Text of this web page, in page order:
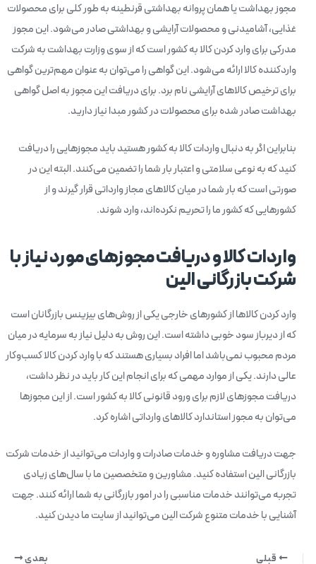
مجوز بهداشت یا همان پروانه بهداشتی قرنطینه به طور کلی برای محصولات
غذایی، آشامیدنی و محصولات آرایشی و بهداشتی صادر می‌شود. این مجوز
مدرکی برای وارد کردن کالا به کشور است که از سوی وزارت بهداشت به شرکت
واردکننده کالا ارائه می‌شود. این گواهی را می‌توان به عنوان مهم‌ترین گواهی
برای ترخیص کالاهای آرایشی نام برد. برای دریافت این مجوز به اصل گواهی
بهداشت صادر شده برای محصولات در کشور مبدا نیاز دارید.
بنابراین اگر به دنبال واردات کالا به کشور هستید باید مجوزهایی را دریافت
کنید که به نوعی سلامتی و اعتبار بار شما را تضمین می‌کنند. البته این در
صورتی است که بار شما در میان کالاهای مجاز وارداتی قرار گیرند و از
کشورهایی که کشور ما را تحریم نکرده‌اند، وارد شوند.
واردات کالا و دریافت مجوزهای مورد نیاز با
شرکت بازرگانی الین
وارد کردن کالاها از کشورهای خارجی یکی از روش‌های بیزینس بازرگانان است
که از دیرباز سود خوبی داشته است. این روش به دلیل نیاز به سرمایه در میان
مردم محبوب نمی‌باشد اما افراد بسیاری هستند که با وارد کردن کالا کسب‌وکار
عالی دارند. یکی از موارد مهمی که برای انجام این کار باید در نظر داشت،
دریافت مجوزهای لازم برای ورود قانونی کالا به کشور است. از این مجوزها
می‌توان به مجوز استاندارد کالاهای وارداتی اشاره کرد.
جهت دریافت مشاوره و خدمات صادرات و واردات می‌توانید از خدمات شرکت
بازرگانی الین استفاده کنید. مشاورین و متخصصین ما با سال‌های زیادی
تجربه می‌توانند خدمات مناسبی را در امور بازرگانی به شما ارائه کنند. جهت
آشنایی با خدمات متنوع شرکت الین می‌توانید از سایت ما دیدن کنید.
قبلی بعدی